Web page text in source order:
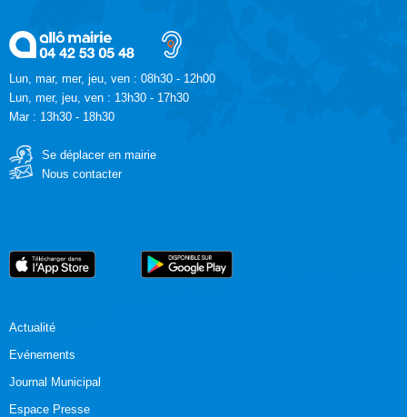
Lun, mar, mer, jeu, ven : 08h30 - 12h00
Lun, mer, jeu, ven : 13h30 - 17h30
Mar : 13h30 - 18h30
Se déplacer en mairie
Nous contacter
Actualité
Evénements
Journal Municipal
Espace Presse